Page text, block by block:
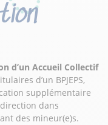
d’un Accueil Collectif
d’un BPJEPS,
supplémentaire
dans
des mineur(e)s.